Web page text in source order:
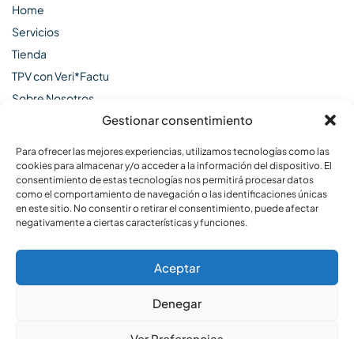
Gestionar consentimiento
Para ofrecer las mejores experiencias, utilizamos tecnologías como las
cookies para almacenar y/o acceder a la información del dispositivo. El
consentimiento de estas tecnologías nos permitirá procesar datos
como el comportamiento de navegación o las identificaciones únicas
en este sitio. No consentir o retirar el consentimiento, puede afectar
negativamente a ciertas características y funciones.
Aceptar
Denegar
Home
Servicios
Tienda
TPV con Veri*Factu
Sobre Nosotros
Más cosas
Política de Privacidad
Política de Cookies
Política de privacidad en Redes Sociales